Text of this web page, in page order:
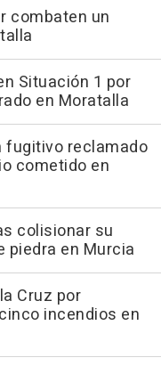
combaten un
Situación 1 por
en Moratalla
fugitivo reclamado
cometido en
colisionar su
piedra en Murcia
Cruz por
incendios en